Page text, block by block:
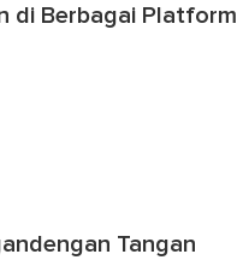
di Berbagai Platform
Tangan